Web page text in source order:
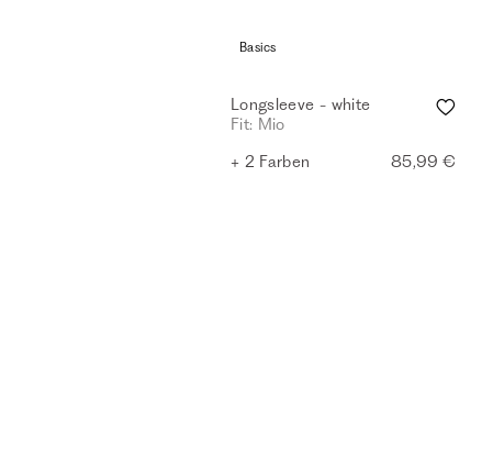
Basics
Longsleeve - white
Fit: Mio
+ 2 Farben
85,99 €